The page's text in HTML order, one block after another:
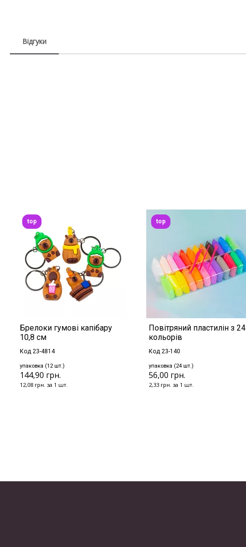
Відгуки
Брелоки гумові капібару
10,8 см
Код 23-4814
упаковка (12 шт.)
144,90 грн.
12,08 грн. за 1 шт.
top
Повітряний пластилін з 24
кольорів
Код 23-140
упаковка (24 шт.)
56,00 грн.
2,33 грн. за 1 шт.
top